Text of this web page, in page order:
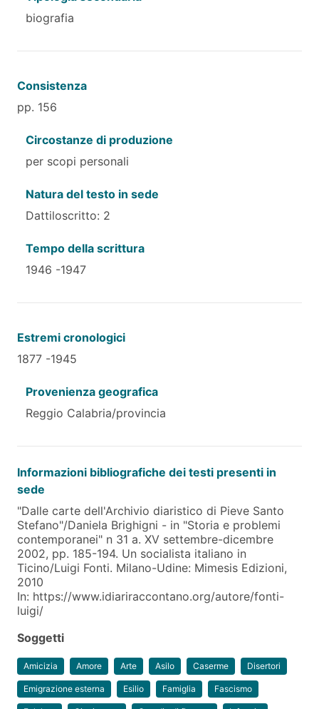
biografia
Consistenza
pp. 156
Circostanze di produzione
per scopi personali
Natura del testo in sede
Dattiloscritto: 2
Tempo della scrittura
1946 -1947
Estremi cronologici
1877 -1945
Provenienza geografica
Reggio Calabria/provincia
Informazioni bibliografiche dei testi presenti in
sede
"Dalle carte dell'Archivio diaristico di Pieve Santo
Stefano"/Daniela Brighigni - in "Storia e problemi
contemporanei" n 31 a. XV settembre-dicembre
2002, pp. 185-194. Un socialista italiano in
Ticino/Luigi Fonti. Milano-Udine: Mimesis Edizioni,
2010
In: https://www.idiariraccontano.org/autore/fonti-
luigi/
Soggetti
Amicizia Amore Arte Asilo Caserme Disertori
Emigrazione esterna Esilio Famiglia Fascismo